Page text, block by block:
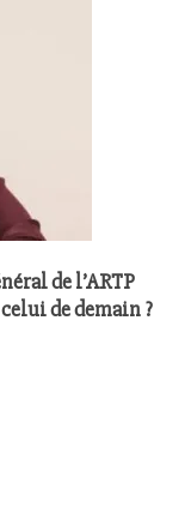
de l’ARTP
de demain ?